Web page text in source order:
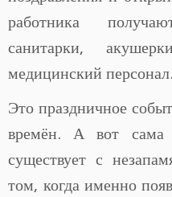
работника
санитарки,
медицинский персонал.
Это праздничное
времён. А вот сама
существует с
том, когда именно